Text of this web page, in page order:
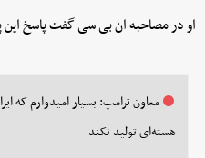
او در مصاحبه ان بی سی گفت پاسخ
معاون ترامپ: بسیار امیدوارم که
هسته‌ای تولید نکند